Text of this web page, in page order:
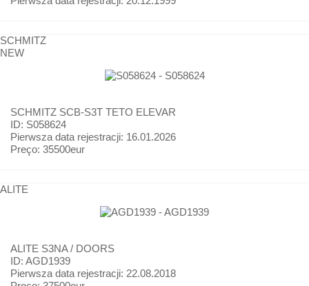
SCHMITZ
NEW
SCHMITZ SCB-S3T TETO ELEVAR
ID: S058624
Pierwsza data rejestracji: 16.01.2026
Preço: 35500eur
ALITE
ALITE S3NA / DOORS
ID: AGD1939
Pierwsza data rejestracji: 22.08.2018